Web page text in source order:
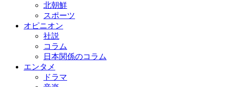
北朝鮮
スポーツ
オピニオン
社説
コラム
日本関係のコラム
エンタメ
ドラマ